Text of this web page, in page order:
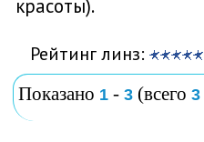
красоты).
Рейтинг линз:
Показано 1 - 3 (всего 3